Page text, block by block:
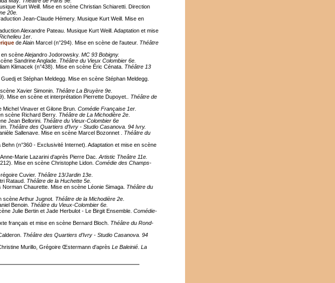
Kurt Weill. Mise en scène Christian Schiaretti. Direction
20e.
Jean-Claude Hémery. Musique Kurt Weill. Mise en
Alexandre Pateau. Musique Kurt Weill. Adaptation et mise
1er.
de Alain Marcel (n°294). Mise en scène de l'auteur. Théâtre
scène Alejandro Jodorowsky. MC 93 Bobigny.
Sandrine Anglade. Théâtre du Vieux Colombier 6e.
Klimacek (n°438). Mise en scène Éric Cénata. Théâtre 13
et Stéphan Meldegg. Mise en scène Stéphan Meldegg.
Xavier Simonin. Théâtre La Bruyère 9e.
Mise en scène et interprétation Pierrette Dupoyet.
. Théâtre de
Vinaver et Gilone Brun. Comédie Française 1er.
scène Richard Berry. Théâtre de La Michodière 2e.
Jean Bellorini. Théâtre du Vieux-Colombier 6e
Théâtre des Quartiers d’Ivry - Studio Casanova. 94 Ivry.
Sallenave. Mise en scène Marcel Bozonnet .
Théâtre du
(n°360 - Exclusivité Internet). Adaptation et mise en scène
Marie Lazarini d'après Pierre Dac . Artistic Theâtre 11e.
Mise en scène Christophe Lidon. Comédie des Champs-
Cuvier. Théâtre 13/Jardin 13e.
Rataud. Théâtre de la Huchette 5e.
Chaurette. Mise en scène Léonie Simaga. Théâtre du
scène Arthur Jugnot. Théâtre de la Michodière 2e.
Benoin. Théâtre du Vieux-Colombier 6e.
Julie Bertin et Jade Herbulot - Le Birgit Ensemble. Comédie-
français et mise en scène Bernard Bloch. Théâtre du Rond-
Théâtre des Quartiers d’Ivry - Studio Casanova. 94
Murillo, Grégoire Œstermann d'après Le Baleinié. La